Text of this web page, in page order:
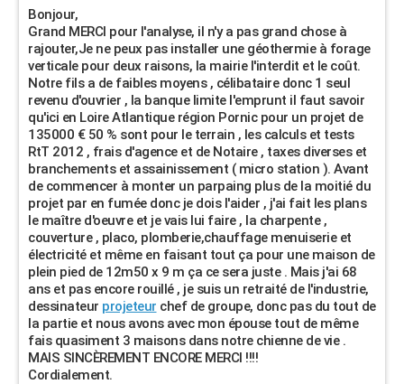
Bonjour,
Grand MERCI pour l'analyse, il n'y a pas grand chose à
rajouter,Je ne peux pas installer une géothermie à forage
verticale pour deux raisons, la mairie l'interdit et le coût.
Notre fils a de faibles moyens , célibataire donc 1 seul
revenu d'ouvrier , la banque limite l'emprunt il faut savoir
qu'ici en Loire Atlantique région Pornic pour un projet de
135000 € 50 % sont pour le terrain , les calculs et tests
RtT 2012 , frais d'agence et de Notaire , taxes diverses et
branchements et assainissement ( micro station ). Avant
de commencer à monter un parpaing plus de la moitié du
projet par en fumée donc je dois l'aider , j'ai fait les plans
le maître d'oeuvre et je vais lui faire , la charpente ,
couverture , placo, plomberie,chauffage menuiserie et
électricité et même en faisant tout ça pour une maison de
plein pied de 12m50 x 9 m ça ce sera juste . Mais j'ai 68
ans et pas encore rouillé , je suis un retraité de l'industrie,
dessinateur projeteur chef de groupe, donc pas du tout de
la partie et nous avons avec mon épouse tout de même
fais quasiment 3 maisons dans notre chienne de vie .
MAIS SINCÈREMENT ENCORE MERCI !!!!
Cordialement.